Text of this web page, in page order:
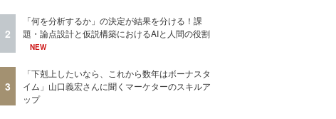
2
「何を分析するか」の決定が結果を分ける！課
題・論点設計と仮説構築におけるAIと人間の役割
NEW
3
「下剋上したいなら、これから数年はボーナスタ
イム」山口義宏さんに聞くマーケターのスキルア
ップ